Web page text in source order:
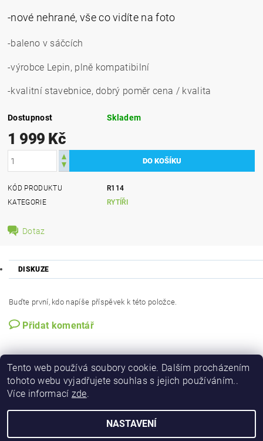
-nové nehrané, vše co vidíte na foto
-baleno v sáčcích
-výrobce Lepin, plně kompatibilní
-kvalitní stavebnice, dobrý poměr cena / kvalita
Dostupnost Skladem
1 999 Kč
KÓD PRODUKTU
R114
KATEGORIE
RYTÍŘI
Dotaz
DISKUZE
Buďte první, kdo napíše příspěvek k této položce.
Přidat komentář
2026 © Figurky a kostky, všechna práva vyhrazena
Tento web používá soubory cookie. Dalším procházením
tohoto webu vyjadřujete souhlas s jejich používáním..
Více informací zde.
NASTAVENÍ